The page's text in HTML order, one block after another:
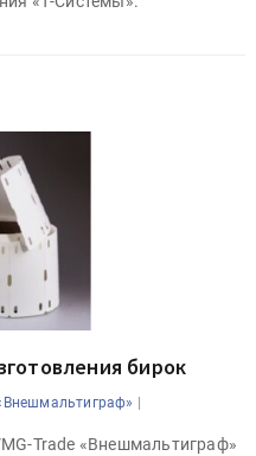
бирок
|
Trade «Внешмальтиграф»